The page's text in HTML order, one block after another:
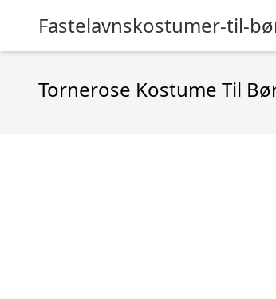
Fastelavnskostumer-til-
Tornerose Kostume Til